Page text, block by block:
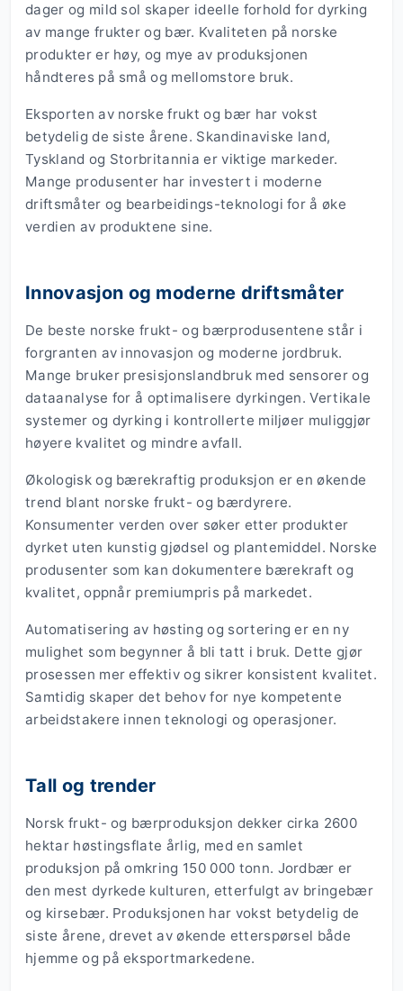
dager og mild sol skaper ideelle forhold for dyrking
av mange frukter og bær. Kvaliteten på norske
produkter er høy, og mye av produksjonen
håndteres på små og mellomstore bruk.
Eksporten av norske frukt og bær har vokst
betydelig de siste årene. Skandinaviske land,
Tyskland og Storbritannia er viktige markeder.
Mange produsenter har investert i moderne
driftsmåter og bearbeidings-teknologi for å øke
verdien av produktene sine.
Innovasjon og moderne driftsmåter
De beste norske frukt- og bærprodusentene står i
forgranten av innovasjon og moderne jordbruk.
Mange bruker presisjonslandbruk med sensorer og
dataanalyse for å optimalisere dyrkingen. Vertikale
systemer og dyrking i kontrollerte miljøer muliggjør
høyere kvalitet og mindre avfall.
Økologisk og bærekraftig produksjon er en økende
trend blant norske frukt- og bærdyrere.
Konsumenter verden over søker etter produkter
dyrket uten kunstig gjødsel og plantemiddel. Norske
produsenter som kan dokumentere bærekraft og
kvalitet, oppnår premiumpris på markedet.
Automatisering av høsting og sortering er en ny
mulighet som begynner å bli tatt i bruk. Dette gjør
prosessen mer effektiv og sikrer konsistent kvalitet.
Samtidig skaper det behov for nye kompetente
arbeidstakere innen teknologi og operasjoner.
Tall og trender
Norsk frukt- og bærproduksjon dekker cirka 2600
hektar høstingsflate årlig, med en samlet
produksjon på omkring 150 000 tonn. Jordbær er
den mest dyrkede kulturen, etterfulgt av bringebær
og kirsebær. Produksjonen har vokst betydelig de
siste årene, drevet av økende etterspørsel både
hjemme og på eksportmarkedene.